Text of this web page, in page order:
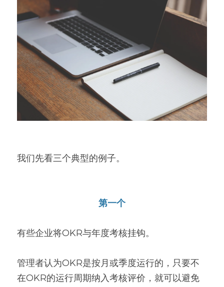
我们先看三个典型的例子。
第一个
有些企业将OKR与年度考核挂钩。
管理者认为OKR是按月或季度运行的，只要不
在OKR的运行周期纳入考核评价，就可以避免